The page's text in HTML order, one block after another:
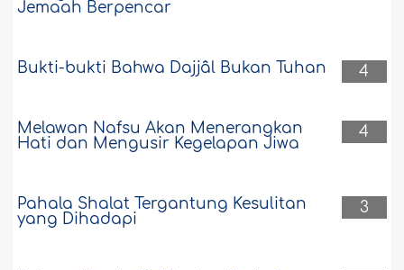
Jemaah Berpencar
4
Bukti-bukti Bahwa Dajjâl Bukan Tuhan
4
Melawan Nafsu Akan Menerangkan
Hati dan Mengusir Kegelapan Jiwa
3
Pahala Shalat Tergantung Kesulitan
yang Dihadapi